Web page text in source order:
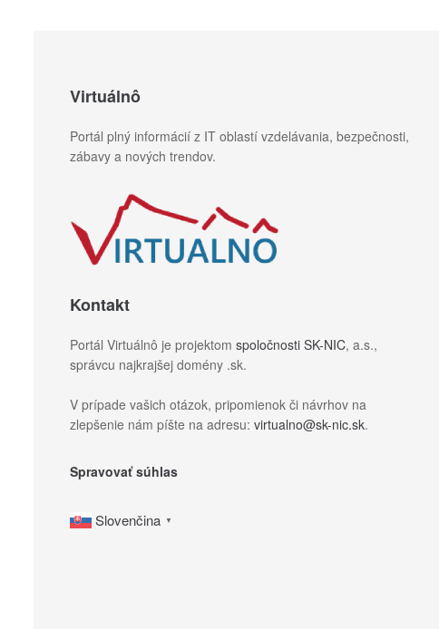
Virtuálnô
Portál plný informácií z IT oblastí vzdelávania, bezpečnosti,
zábavy a nových trendov.
Kontakt
Portál Virtuálnô je projektom spoločnosti SK-NIC, a.s.,
správcu najkrajšej domény .sk.
V prípade vašich otázok, pripomienok či návrhov na
zlepšenie nám píšte na adresu: virtualno@sk-nic.sk.
Spravovať súhlas
Slovenčina ▼